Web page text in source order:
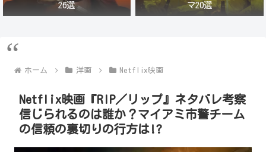
26選
マ20選
ホーム 洋画 Netflix映画
Netflix映画『RIP／リップ』ネタバレ考察
信じられるのは誰か？マイアミ市警チーム
の信頼の裏切りの行方は!?